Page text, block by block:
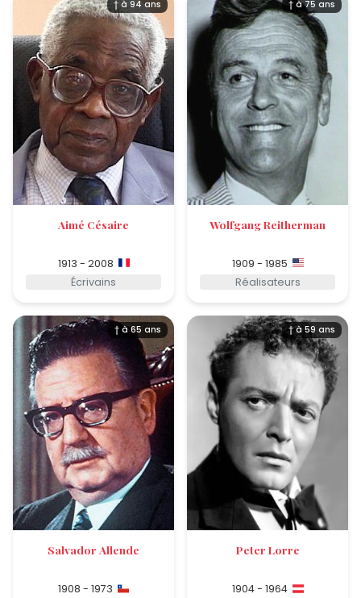
† à 94 ans
Aimé Césaire
1913 - 2008
Écrivains
† à 75 ans
Wolfgang Reitherman
1909 - 1985
Réalisateurs
† à 65 ans
Salvador Allende
1908 - 1973
† à 59 ans
Peter Lorre
1904 - 1964